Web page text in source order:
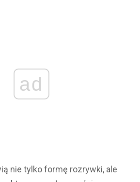
ad
nie tylko formę rozrywki, ale